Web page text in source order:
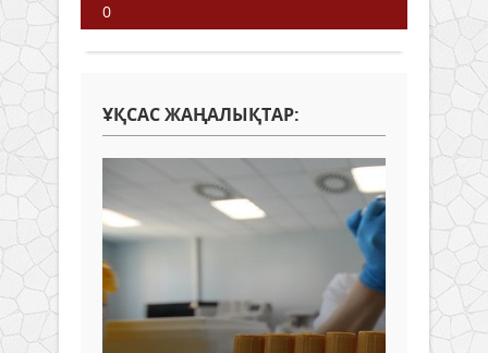
0
ҰҚСАС ЖАҢАЛЫҚТАР: